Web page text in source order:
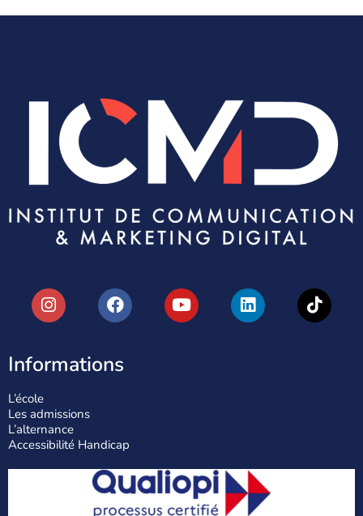
Informations
L’école
Les admissions
L’alternance
Accessibilité Handicap